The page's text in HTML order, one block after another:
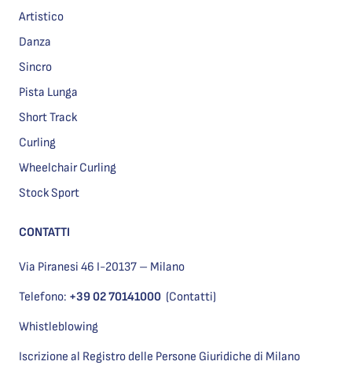
Artistico
Danza
Sincro
Pista Lunga
Short Track
Curling
Wheelchair Curling
Stock Sport
CONTATTI
Via Piranesi 46 I-20137 – Milano
Telefono: +39 02 70141000 (Contatti)
Whistleblowing
Iscrizione al Registro delle Persone Giuridiche di Milano